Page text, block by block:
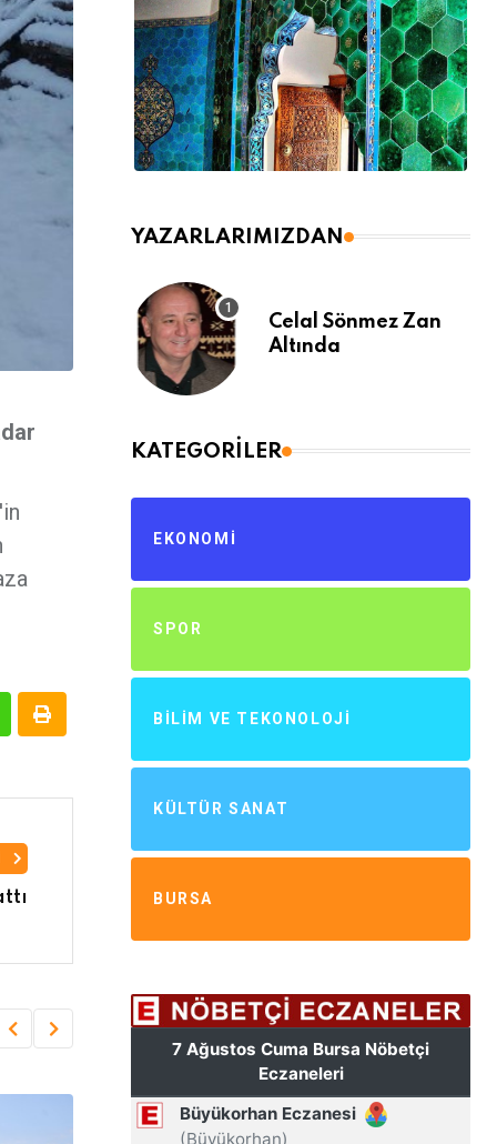
YAZARLARIMIZDAN
Celal Sönmez Zan
Altında
KATEGORILER
EKONOMI
SPOR
BILIM VE TEKONOLOJI
KÜLTÜR SANAT
BURSA